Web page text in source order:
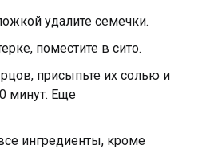
удалите семечки.
поместите в сито.
присыпьте их солью и
минут. Еще
ингредиенты, кроме